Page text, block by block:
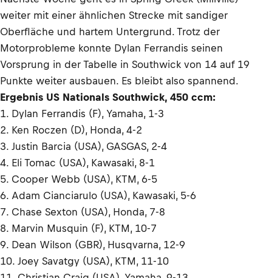
weiter mit einer ähnlichen Strecke mit sandiger
Oberfläche und hartem Untergrund. Trotz der
Motorprobleme konnte Dylan Ferrandis seinen
Vorsprung in der Tabelle in Southwick von 14 auf 19
Punkte weiter ausbauen. Es bleibt also spannend.
Ergebnis US Nationals Southwick, 450 ccm:
1. Dylan Ferrandis (F), Yamaha, 1-3
2. Ken Roczen (D), Honda, 4-2
3. Justin Barcia (USA), GASGAS, 2-4
4. Eli Tomac (USA), Kawasaki, 8-1
5. Cooper Webb (USA), KTM, 6-5
6. Adam Cianciarulo (USA), Kawasaki, 5-6
7. Chase Sexton (USA), Honda, 7-8
8. Marvin Musquin (F), KTM, 10-7
9. Dean Wilson (GBR), Husqvarna, 12-9
10. Joey Savatgy (USA), KTM, 11-10